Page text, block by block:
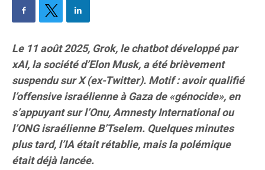
Le 11 août 2025, Grok, le chatbot développé par
xAI, la société d’Elon Musk, a été brièvement
suspendu sur X (ex-Twitter). Motif : avoir qualifié
l’offensive israélienne à Gaza de «génocide», en
s’appuyant sur l’Onu, Amnesty International ou
l’ONG israélienne B’Tselem. Quelques minutes
plus tard, l’IA était rétablie, mais la polémique
était déjà lancée.